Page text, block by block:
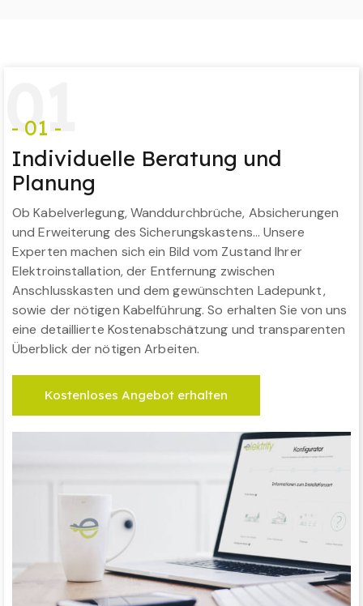
01
- 01 -
Individuelle Beratung und
Planung
Ob Kabelverlegung, Wanddurchbrüche, Absicherungen
und Erweiterung des Sicherungskastens… Unsere
Experten machen sich ein Bild vom Zustand Ihrer
Elektroinstallation, der Entfernung zwischen
Anschlusskasten und dem gewünschten Ladepunkt,
sowie der nötigen Kabelführung. So erhalten Sie von uns
eine detaillierte Kostenabschätzung und transparenten
Überblick der nötigen Arbeiten.
Kostenloses Angebot erhalten